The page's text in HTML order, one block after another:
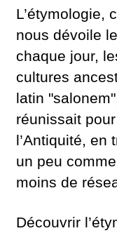
L’étymologie,
nous dévoile
chaque jour,
cultures
latin
réunissait
l’Antiquité, en
un peu
moins de
Découvrir